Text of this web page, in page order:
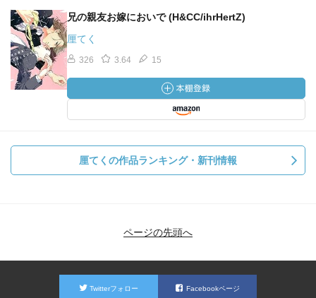
兄の親友お嫁においで (H&CC/ihrHertZ)
厘てく
326 3.64 15
厘てくの作品ランキング・新刊情報
ページの先頭へ
Twitterフォロー Facebookページ